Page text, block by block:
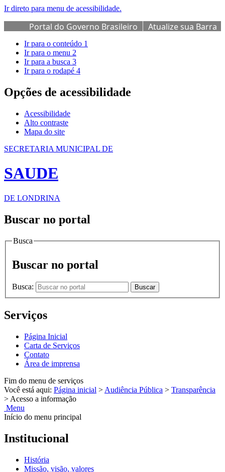
Ir direto para menu de acessibilidade.
Portal do Governo Brasileiro
Atualize sua Barra
de Governo
Ir para o conteúdo 1
Ir para o menu 2
Ir para a busca 3
Ir para o rodapé 4
Opções de acessibilidade
Acessibilidade
Alto contraste
Mapa do site
SECRETARIA MUNICIPAL DE
SAUDE
DE LONDRINA
Buscar no portal
Busca
Buscar no portal
Busca: Buscar
Serviços
Página Inicial
Carta de Serviços
Contato
Área de imprensa
Fim do menu de serviços
Você está aqui: Página inicial > Audiência Pública > Transparência
> Acesso a informação
Menu
Início do menu principal
Institucional
História
Missão, visão, valores